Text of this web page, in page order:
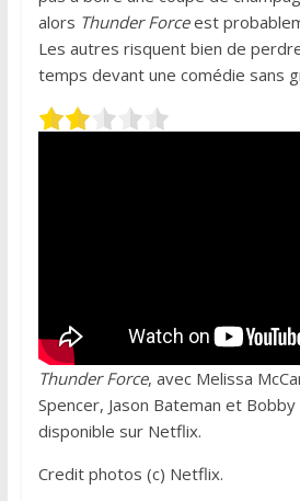
alors Thunder Forceest
Les autres risquent bien de
temps devant une comédie sans
Thunder Force, avec Melissa
Spencer, Jason Bateman et Bobby
disponible sur Netflix.
Credit photos (c) Netflix.